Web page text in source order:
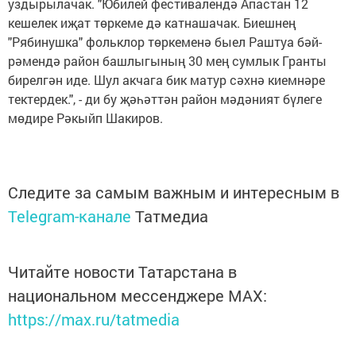
уздырылачак. "Ю­билей фестивалендә Апастан 12
кешелек иҗат төркеме дә катнашачак. Биешнең
"Рябинушка" фольклор төркеменә быел Раштуа бәй­
рәмендә район башлыгының 30 мең сумлык Гранты
бирелгән иде. Шул акчага бик матур сәхнә киемнәре
тектердек.", - ди бу җәһәт­тән район мә­дәният бүлеге
мөдире Рәкыйп Шакиров.
Следите за самым важным и интересным в
Telegram-канале Татмедиа
Читайте новости Татарстана в
национальном мессенджере MАХ:
https://max.ru/tatmedia